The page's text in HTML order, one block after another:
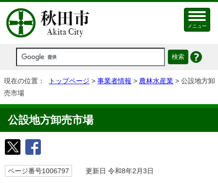
メニュー
現在の位置： トップページ > 事業者情報 > 農林水産業 > 公設地方卸
売市場
公設地方卸売市場
ページ番号1006797 更新日 令和8年2月3日